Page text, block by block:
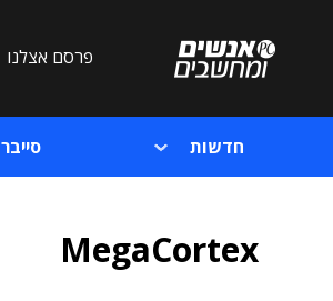
פרסם אצלנו
חדשות סייבר
MegaCortex